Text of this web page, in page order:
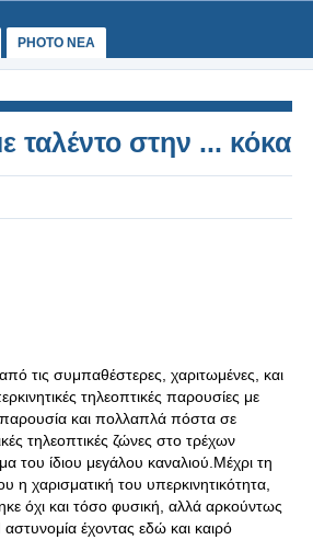
PHOTO NEA
ταλέντο στην ... κόκα
από τις συμπαθέστερες, χαριτωμένες, και
τηλεοπτικές παρουσίες με
και πολλαπλά πόστα σε
τηλεοπτικές ζώνες στο τρέχων
του ίδιου μεγάλου καναλιού.Μέχρι τη
η χαρισματική του υπερκινητικότητα,
όχι και τόσο φυσική, αλλά αρκούντως
έχοντας εδώ και καιρό